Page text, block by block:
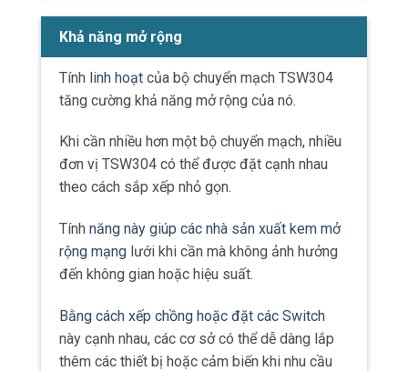
Khả năng mở rộng
Tính linh hoạt của bộ chuyển mạch TSW304
tăng cường khả năng mở rộng của nó.
Khi cần nhiều hơn một bộ chuyển mạch, nhiều
đơn vị TSW304 có thể được đặt cạnh nhau
theo cách sắp xếp nhỏ gọn.
Tính năng này giúp các nhà sản xuất kem mở
rộng mạng lưới khi cần mà không ảnh hưởng
đến không gian hoặc hiệu suất.
Bằng cách xếp chồng hoặc đặt các Switch
này cạnh nhau, các cơ sở có thể dễ dàng lắp
thêm các thiết bị hoặc cảm biến khi nhu cầu